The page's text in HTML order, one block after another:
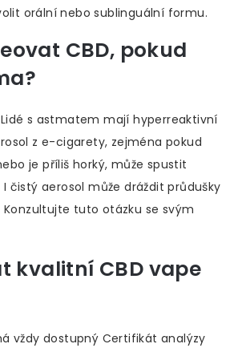
orální nebo sublinguální formu.
CBD, pokud
s astmatem mají hyperreaktivní
z e-cigarety, zejména pokud
je příliš horký, může spustit
čistý aerosol může dráždit průdušky
Konzultujte tuto otázku se svým
kvalitní CBD vape
vždy dostupný Certifikát analýzy